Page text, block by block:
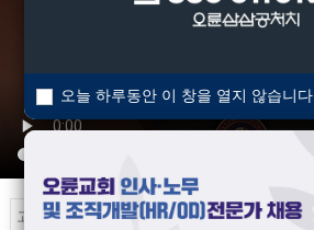
오륜TV
오늘 하루동안 이 창을 열지 않습니다.